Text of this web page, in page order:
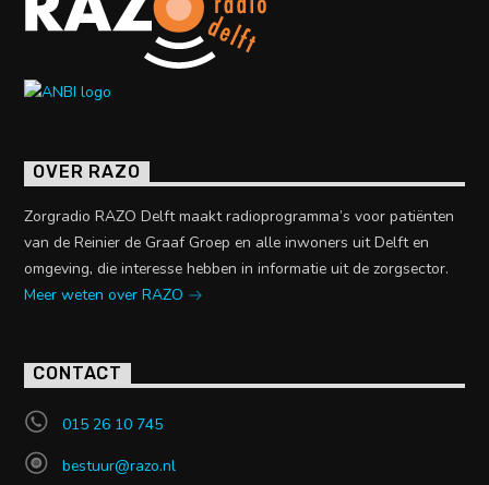
OVER RAZO
Zorgradio RAZO Delft maakt radioprogramma’s voor patiënten
van de Reinier de Graaf Groep en alle inwoners uit Delft en
omgeving, die interesse hebben in informatie uit de zorgsector.
Meer weten over RAZO
CONTACT
015 26 10 745
bestuur@razo.nl